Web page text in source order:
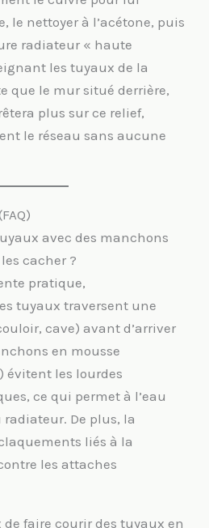
le nettoyer à l’acétone, puis
radiateur « haute
les tuyaux de la
que le mur situé derrière,
plus sur ce relief,
le réseau sans aucune
avec des manchons
cacher ?
pratique,
tuyaux traversent une
cave) avant d’arriver
en mousse
évitent les lourdes
ce qui permet à l’eau
De plus, la
liés à la
les attaches
faire courir des tuyaux en